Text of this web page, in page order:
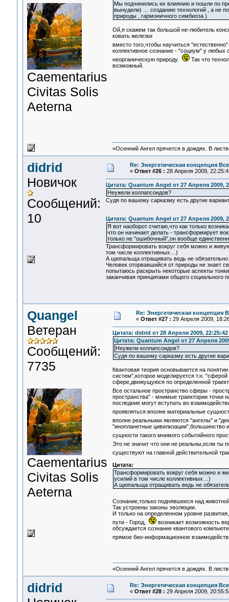
Сaementarius
Civitas Solis
Aeterna
Мы подчинились их влиянию и пошли по
вынудили) … созданию технологий , а не
природы , гармоничного симбиоза ).
Ой,я скажем так большой не-любитель
ковать железки
вместо того,чтобы научиться
коллективное сознание - "социум" у любых
неорганическую природу.
Так что
возможный.
«Осенний Ангел прячется в дождях. В
didrid
Новичок
Сообщений:
10
Re: Энергетическая концепция
« Ответ #26 : 28 Апреля 2009,
Цитата: Quantum Angel от 27 Апреля 2009,
Неужели коллапсоидов?
Судя по вашему сарказму есть другие
Цитата: Quantum Angel от 27 Апреля 2009,
Я вот наоборот считаю,что как только
что он начинает делать - трансформирует
только не "ошибочный",он вообще
Трансформировать вокруг себя можно и
том числе коллективных…)
А щюпальща отращивать ведь не
Человек оторвавшийся от природы не знает
попытаюсь раскрыть некоторые аспекты
заканчивая принципами общего социального
Quangel
Ветеран
Сообщений:
7735
Сaementarius
Civitas Solis
Aeterna
Re: Энергетическая концепция
« Ответ #27 : 29 Апреля 2009,
Цитата: didrid от 28 Апреля 2009, 22:25:42
Цитата: Quantum Angel от 27 Апреля
Неужели коллапсоидов?
Судя по вашему сарказму есть другие
Квантовая теория основывается на
систем",которое моделируется т.н.
сфере,движущуюся по определенной
Все остальное пространство сферы -
пространства" - мнимые траектории точки
последние могут вступать во
проявляться вполне материальные
вполне реальными являются "ангелы" и
"инопланетные цивилизации",большинство
сущности такого мнимого событийного
Это не значит что они не реальны,если ты
существуют на главной действительной
Цитата:
Трансформировать вокруг себя можно и
усилий в том числе коллективных…)
А щюпальща отращивать ведь не
Сознание,только поднявшееся над
Так устроены законы эволюции.
И только на определенном уровне
пути - Город,
возникает возможность
обсуждается сознание квантового
прямое био-информационное
«Осенний Ангел прячется в дождях. В
didrid
Re: Энергетическая концепция
« Ответ #28 : 29 Апреля 2009,